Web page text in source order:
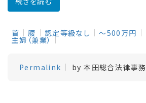
首 腰 認定等級なし ～500万円
主婦（兼業）
Permalink by 本田総合法律事